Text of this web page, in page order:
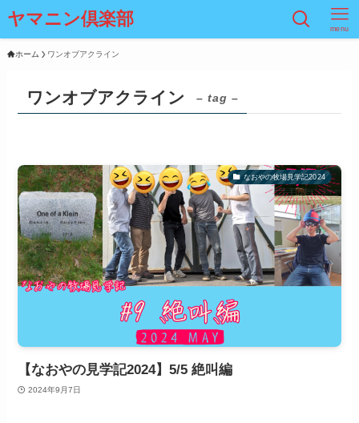
ヤマニン倶楽部 menu
ホーム ワンオブアクライン
ワンオブアクライン – tag –
なおやの牧場見学記2024
【なおやの見学記2024】5/5 絶叫編
2024年9月7日